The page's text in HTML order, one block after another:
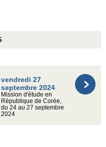
vendredi 27
septembre 2024
Mission d'étude en
République de Corée,
du 24 au 27 septembre
2024